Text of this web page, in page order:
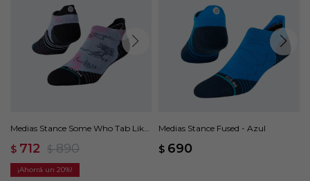
Medias Stance Some Who Tab Like
$ 712 $ 890
20
Medias Stance Fused - Azul
$ 690